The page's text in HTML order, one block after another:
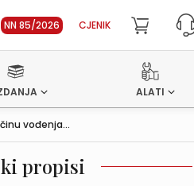
NN 85/2026 CJENIK
ALATI
vođenja...
propisi